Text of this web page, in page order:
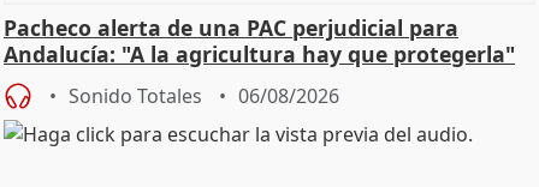
Pacheco alerta de una PAC perjudicial para
Andalucía: "A la agricultura hay que protegerla"
Sonido Totales 06/08/2026